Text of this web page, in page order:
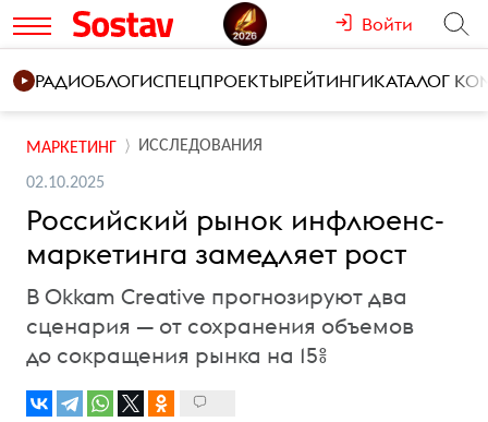
Войти
РАДИОБЛОГИСПЕЦПРОЕКТЫРЕЙТИНГИКАТАЛОГ
МАРКЕТИНГ ИССЛЕДОВАНИЯ
02.10.2025
Российский рынок инфлюенс-
маркетинга замедляет рост
В Okkam Creative прогнозируют два
сценария — от сохранения объемов
до сокращения рынка на 15%